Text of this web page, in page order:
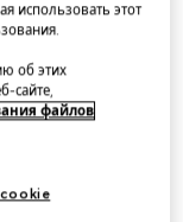
использовать этот
об этих
сайте,
файлов